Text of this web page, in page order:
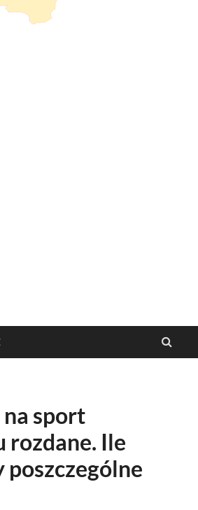
Olkuska
sport
rozdane. Ile
poszczególne